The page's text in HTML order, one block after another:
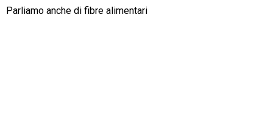
Parliamo anche di fibre alimentari